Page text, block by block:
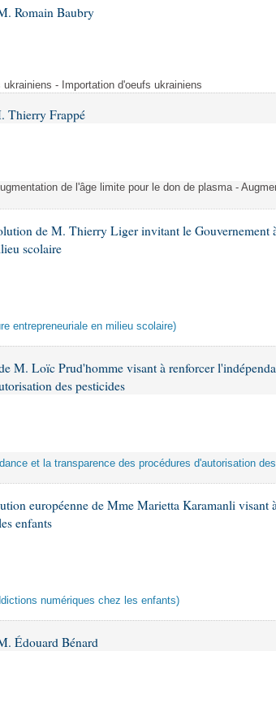
Romain Baubry
- Importation d'oeufs ukrainiens
Thierry Frappé
de l'âge limite pour le don de plasma -
de M. Thierry Liger invitant le Gouvernement
scolaire
entrepreneuriale en milieu scolaire)
M. Loïc Prud'homme visant à renforcer
des pesticides
et la transparence des procédures d'autorisation
européenne de Mme Marietta Karamanli visant
enfants
numériques chez les enfants)
Édouard Bénard